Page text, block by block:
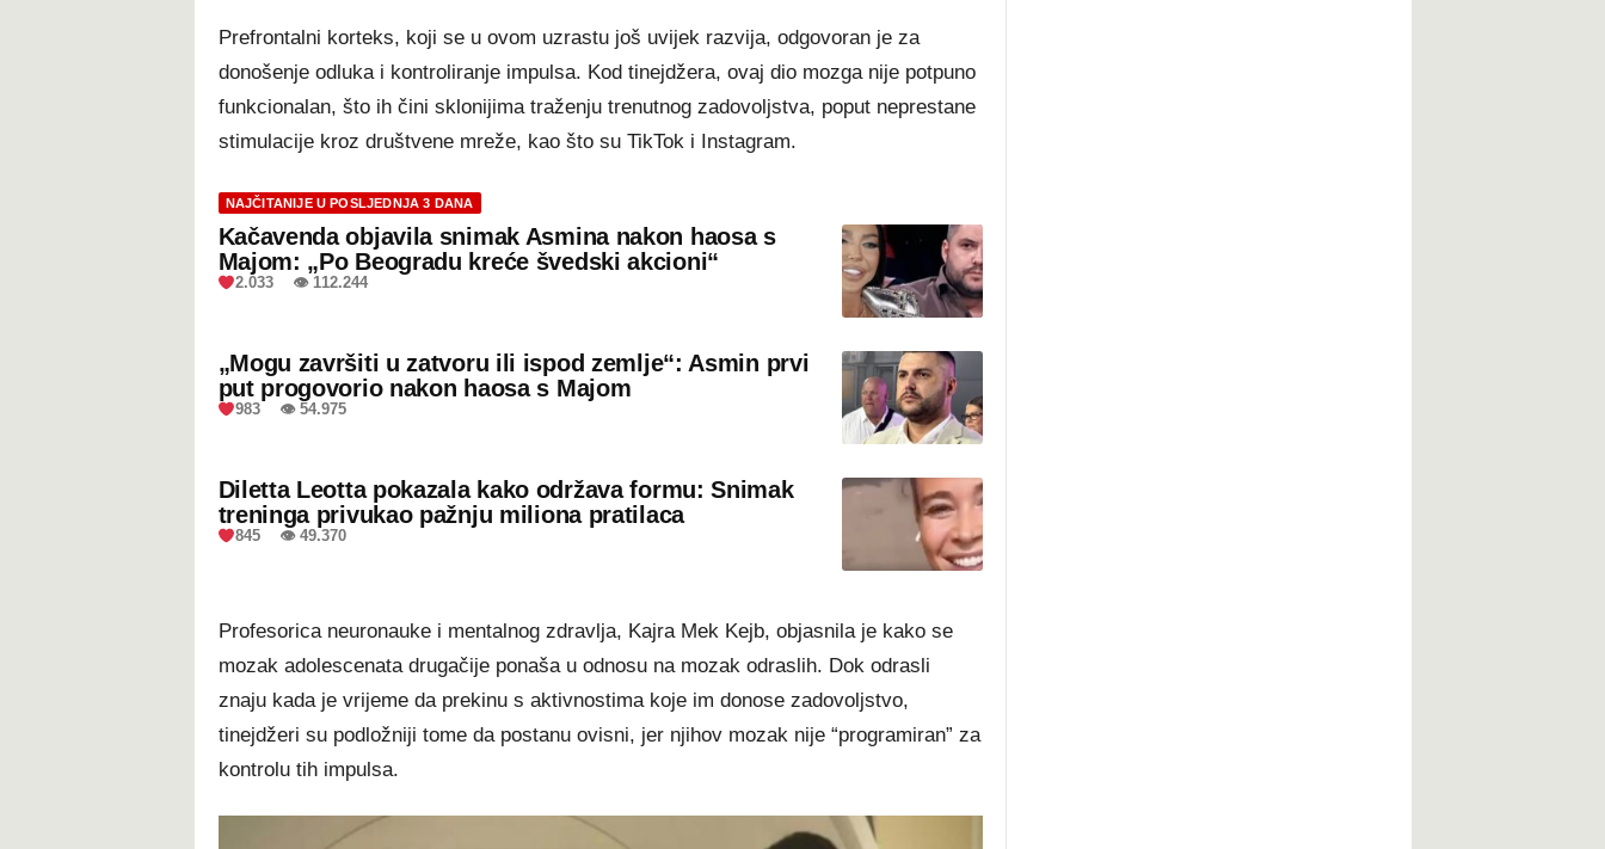
Prefrontalni korteks, koji se u ovom uzrastu još uvijek razvija, odgovoran je za
donošenje odluka i kontroliranje impulsa. Kod tinejdžera, ovaj dio mozga nije potpuno
funkcionalan, što ih čini sklonijima traženju trenutnog zadovoljstva, poput neprestane
stimulacije kroz društvene mreže, kao što su TikTok i Instagram.
NAJČITANIJE U POSLJEDNJA 3 DANA
Kačavenda objavila snimak Asmina nakon haosa s
Majom: „Po Beogradu kreće švedski akcioni“
2.033 👁 112.244
„Mogu završiti u zatvoru ili ispod zemlje“: Asmin prvi
put progovorio nakon haosa s Majom
983 👁 54.975
Diletta Leotta pokazala kako održava formu: Snimak
treninga privukao pažnju miliona pratilaca
845 👁 49.370
Profesorica neuronauke i mentalnog zdravlja, Kajra Mek Kejb, objasnila je kako se
mozak adolescenata drugačije ponaša u odnosu na mozak odraslih. Dok odrasli
znaju kada je vrijeme da prekinu s aktivnostima koje im donose zadovoljstvo,
tinejdžeri su podložniji tome da postanu ovisni, jer njihov mozak nije “programiran” za
kontrolu tih impulsa.